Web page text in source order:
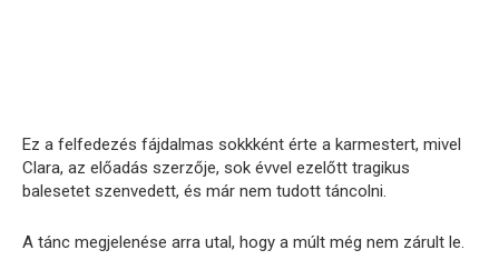
Ez a felfedezés fájdalmas sokkként érte a karmestert, mivel
Clara, az előadás szerzője, sok évvel ezelőtt tragikus
balesetet szenvedett, és már nem tudott táncolni.
A tánc megjelenése arra utal, hogy a múlt még nem zárult le.